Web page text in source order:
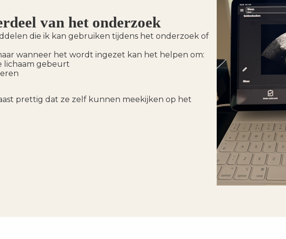
van het onderzoek
die ik kan gebruiken tijdens het onderzoek of
wanneer het wordt ingezet kan het helpen om:
lichaam gebeurt
prettig dat ze zelf kunnen meekijken op het